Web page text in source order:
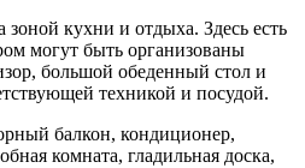
зоной кухни и отдыха. Здесь есть
могут быть организованы
большой обеденный стол и
техникой и посудой.
балкон, кондиционер,
комната, гладильная доска,